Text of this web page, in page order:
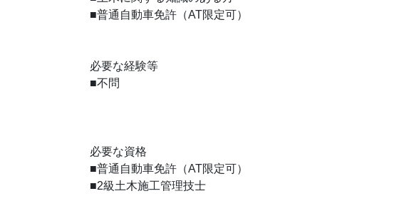
■普通自動車免許（AT限定可）
必要な経験等
■不問
必要な資格
■普通自動車免許（AT限定可）
■2級土木施工管理技士